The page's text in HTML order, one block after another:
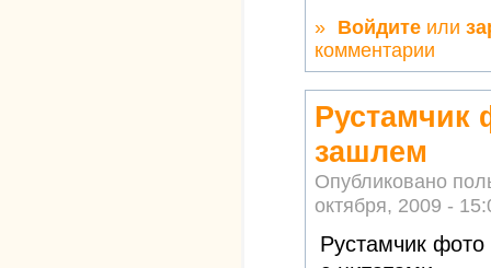
» Войдите или
комментарии
Рустамчик
зашлем
Опубликовано
октября, 2009 -
Рустамчик